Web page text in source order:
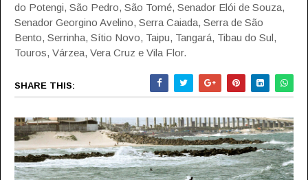
do Potengi, São Pedro, São Tomé, Senador Elói de Souza,
Senador Georgino Avelino, Serra Caiada, Serra de São
Bento, Serrinha, Sítio Novo, Taipu, Tangará, Tibau do Sul,
Touros, Várzea, Vera Cruz e Vila Flor.
SHARE THIS: